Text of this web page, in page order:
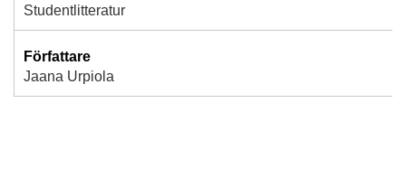
Studentlitteratur
Författare
Jaana Urpiola